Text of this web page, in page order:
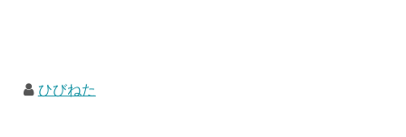
ひびねた